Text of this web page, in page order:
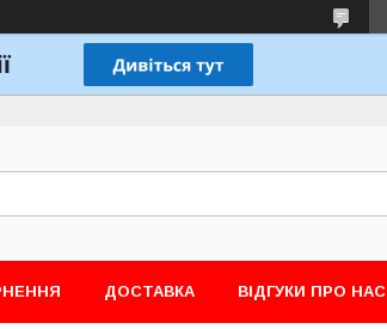
ДОСТАВКА ВІДГУКИ ПРО НАС